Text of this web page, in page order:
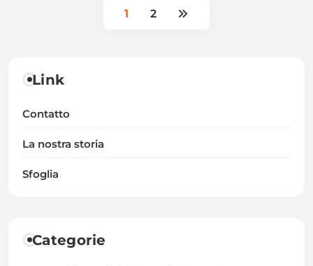
1 2
Link
Contatto
La nostra storia
Sfoglia
Categorie